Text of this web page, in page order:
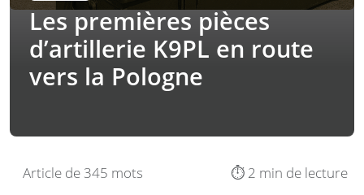
Les premières pièces
d’artillerie K9PL en route
vers la Pologne
Article de 345 mots ⏱️ 2 min de lecture